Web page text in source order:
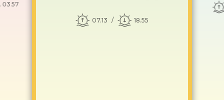
03.57
07.13 18.55